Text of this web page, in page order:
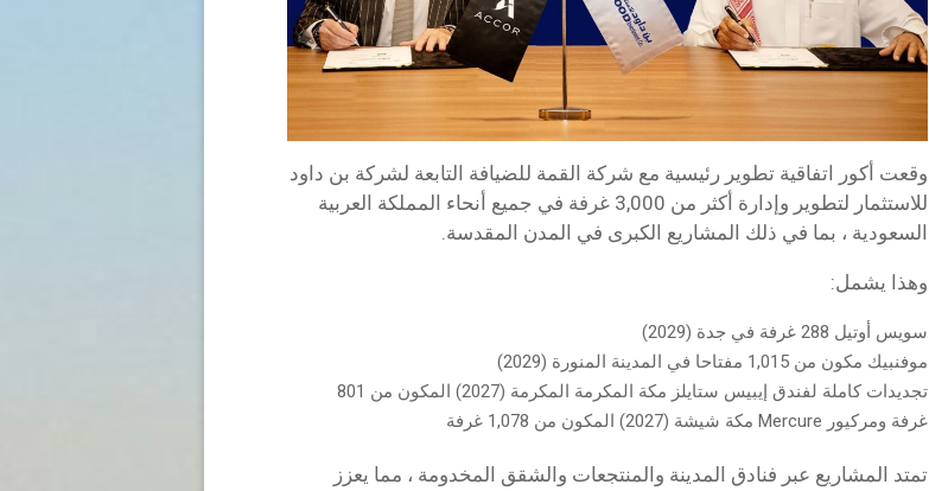
وقعت أكور اتفاقية تطوير رئيسية مع شركة القمة للضيافة التابعة لشركة بن داود
للاستثمار لتطوير وإدارة أكثر من 3,000 غرفة في جميع أنحاء المملكة العربية
السعودية ، بما في ذلك المشاريع الكبرى في المدن المقدسة.
وهذا يشمل:
سويس أوتيل 288 غرفة في جدة (2029)
موفنبيك مكون من 1,015 مفتاحا في المدينة المنورة (2029)
تجديدات كاملة لفندق إيبيس ستايلز مكة المكرمة المكرمة (2027) المكون من 801
غرفة ومركيور Mercure مكة شيشة (2027) المكون من 1,078 غرفة
تمتد المشاريع عبر فنادق المدينة والمنتجعات والشقق المخدومة ، مما يعزز